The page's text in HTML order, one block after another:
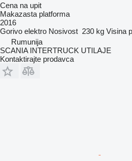
Cena na upit
Makazasta platforma
2016
Gorivo elektro Nosivost 230 kg Visina
Rumunija
SCANIA INTERTRUCK UTILAJE
Kontaktirajte prodavca